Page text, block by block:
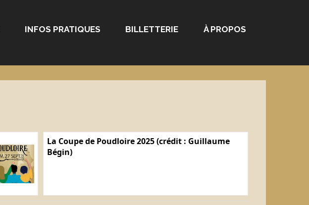
INFOS PRATIQUES BILLETTERIE À PROPOS
La Coupe de Poudloire 2025 (crédit : Guillaume
Bégin)